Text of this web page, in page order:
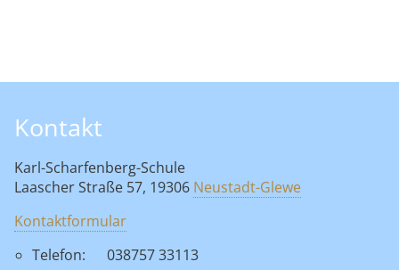
Kontakt
Karl-Scharfenberg-Schule
Laascher Straße 57, 19306 Neustadt-Glewe
Kontaktformular
Telefon:
038757 33113